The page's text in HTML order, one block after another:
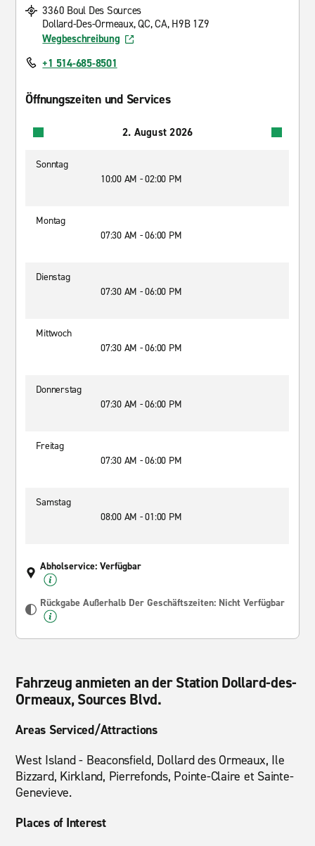
3360 Boul Des Sources
Dollard-Des-Ormeaux, QC, CA, H9B 1Z9
Wegbeschreibung
+1 514-685-8501
Öffnungszeiten und Services
2. August 2026
Sonntag
10:00 AM - 02:00 PM
Montag
07:30 AM - 06:00 PM
Dienstag
07:30 AM - 06:00 PM
Mittwoch
07:30 AM - 06:00 PM
Donnerstag
07:30 AM - 06:00 PM
Freitag
07:30 AM - 06:00 PM
Samstag
08:00 AM - 01:00 PM
Abholservice: Verfügbar
Rückgabe Außerhalb Der Geschäftszeiten: Nicht Verfügbar
Fahrzeug anmieten an der Station Dollard-des-
Ormeaux, Sources Blvd.
Areas Serviced/Attractions
West Island - Beaconsfield, Dollard des Ormeaux, Ile
Bizzard, Kirkland, Pierrefonds, Pointe-Claire et Sainte-
Genevieve.
Places of Interest